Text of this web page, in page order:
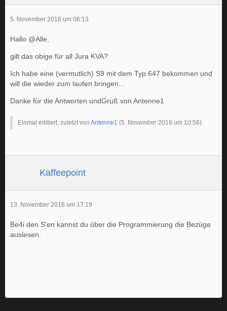
5. November 2018 um 06:13
Hallo @Alle,
gilt das obige für all Jura KVA?
Ich habe eine (vermutlich) S9 mit dem Typ 647 bekommen und
will die wieder zum laufen bringen...
Danke für die Antworten undGruß von Antenne1
Einmal editiert, zuletzt von Antenne1 (5. November 2018 um 10:56)
Kaffeepoint
13. November 2018 um 17:19
Be4i den S'en kannst du über die Programmierung die Bezüge
auslesen.